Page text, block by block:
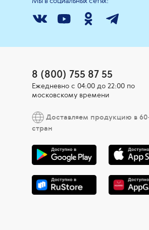
8 (800) 755 87 55
Ежедневно c 04:00 до 22:00 по
московскому времени
Доставляем продукцию в
стран